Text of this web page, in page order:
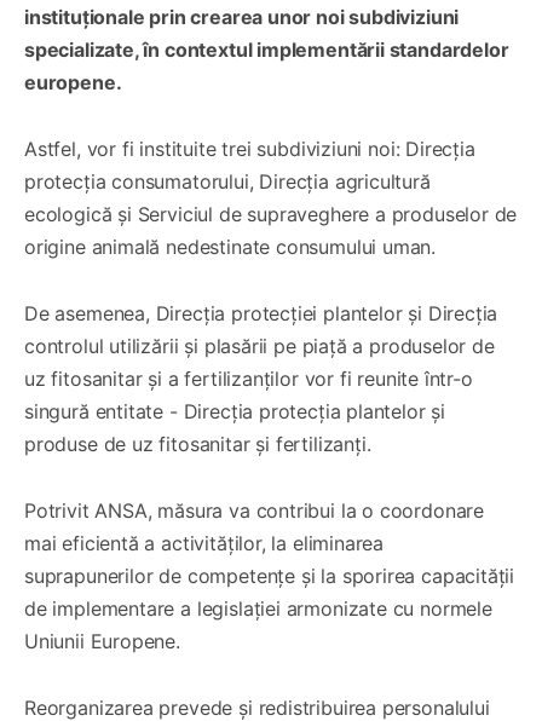
instituționale prin crearea unor noi subdiviziuni
specializate, în contextul implementării standardelor
europene.
Astfel, vor fi instituite trei subdiviziuni noi: Direcția
protecția consumatorului, Direcția agricultură
ecologică și Serviciul de supraveghere a produselor de
origine animală nedestinate consumului uman.
De asemenea, Direcția protecției plantelor și Direcția
controlul utilizării și plasării pe piață a produselor de
uz fitosanitar și a fertilizanților vor fi reunite într-o
singură entitate - Direcția protecția plantelor și
produse de uz fitosanitar și fertilizanți.
Potrivit ANSA, măsura va contribui la o coordonare
mai eficientă a activităților, la eliminarea
suprapunerilor de competențe și la sporirea capacității
de implementare a legislației armonizate cu normele
Uniunii Europene.
Reorganizarea prevede și redistribuirea personalului